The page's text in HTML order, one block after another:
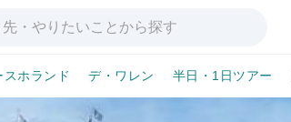
スホランド デ・ワレン 半日・1日ツアー